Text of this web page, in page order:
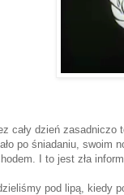
cały dzień zasadniczo
po śniadaniu, swoim
I to jest zła
pod lipą, kiedy